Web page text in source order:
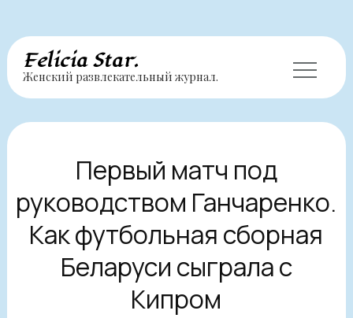
Перейти
содержимому
Felicia Star.
Женский развлекательный журнал.
Первый матч под
руководством Ганчаренко.
Как футбольная сборная
Беларуси сыграла с
Кипром